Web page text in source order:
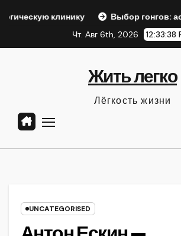
клинику
Выбор гонгов: ассортимент
Чт. Авг 6th, 2026
12:33:39
Жить легко
Лёгкость жизни
UNCATEGORISED